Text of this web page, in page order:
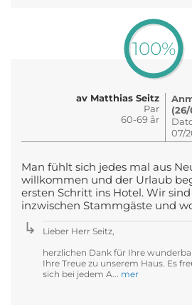
100%
av Matthias Seitz
Par
60-69 år
07/
Man fühlt sich jedes mal aus
willkommen und der Urlaub
ersten Schritt ins Hotel. Wir
inzwischen Stammgäste und
Lieber Herr Seitz,
herzlichen Dank für Ihre
Ihre Treue zu unserem Haus. Es
sich bei jedem A... mer